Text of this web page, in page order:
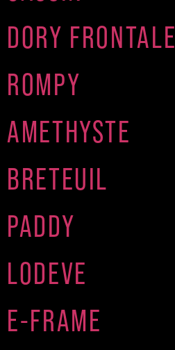
DORY FRONTALE
ROMPY
AMETHYSTE
BRETEUIL
PADDY
LODEVE
E-FRAME